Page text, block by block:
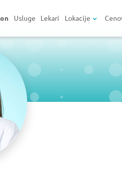
Usluge Lekari Lokacije